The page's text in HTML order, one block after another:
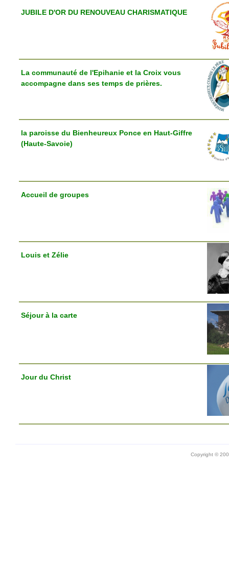
JUBILE D'OR DU RENOUVEAU CHARISMATIQUE
La communauté de l'Epihanie et la Croix vous
accompagne dans ses temps de prières.
la paroisse du Bienheureux Ponce en Haut-Giffre
(Haute-Savoie)
Accueil de groupes
Louis et Zélie
Séjour à la carte
Jour du Christ
Copyright ©